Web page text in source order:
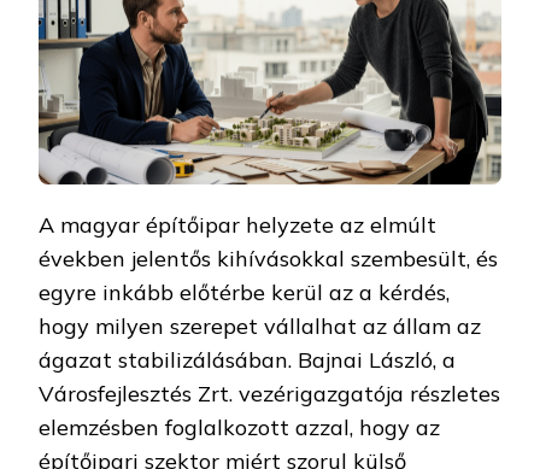
A magyar építőipar helyzete az elmúlt
években jelentős kihívásokkal szembesült, és
egyre inkább előtérbe kerül az a kérdés,
hogy milyen szerepet vállalhat az állam az
ágazat stabilizálásában. Bajnai László, a
Városfejlesztés Zrt. vezérigazgatója részletes
elemzésben foglalkozott azzal, hogy az
építőipari szektor miért szorul külső